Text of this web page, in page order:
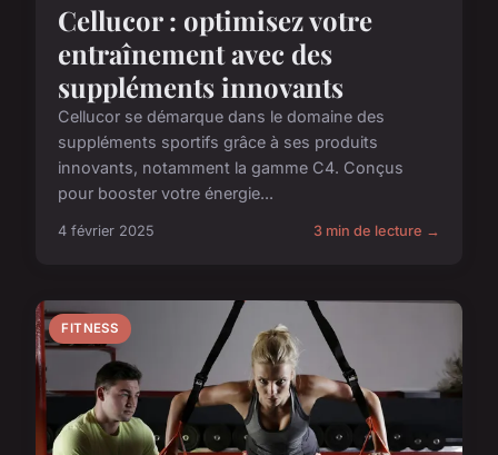
Cellucor : optimisez votre
entraînement avec des
suppléments innovants
Cellucor se démarque dans le domaine des
suppléments sportifs grâce à ses produits
innovants, notamment la gamme C4. Conçus
pour booster votre énergie...
4 février 2025 3 min de lecture →
FITNESS